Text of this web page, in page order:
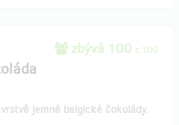
zbývá 100 z 100
jemné belgické čokolády.